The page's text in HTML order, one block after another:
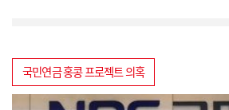
국민연금 홍콩 프로젝트 의혹